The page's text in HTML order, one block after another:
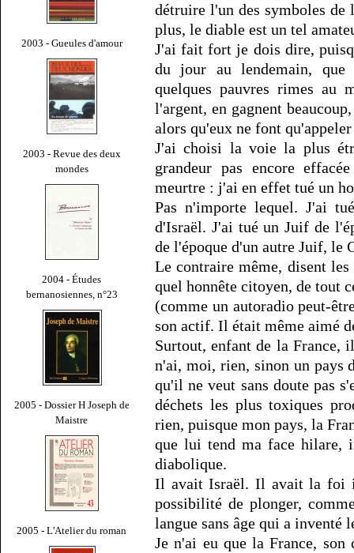
2003 - Gueules d'amour
2003 - Revue des deux
mondes
2004 - Études
bernanosiennes, n°23
2005 - Dossier H Joseph de
Maistre
2005 - L'Atelier du roman
détruire l'un des symboles de
plus, le diable est un tel
J'ai fait fort je dois dire,
du jour au lendemain, que
quelques pauvres rimes au
l'argent, en gagnent
alors qu'eux ne font
J'ai choisi la voie la plus
grandeur pas encore
meurtre : j'ai en effet tué un
Pas n'importe lequel. J'ai
d'Israël. J'ai tué un Juif de
de l'époque d'un autre Juif, le
Le contraire même, disent
quel honnête citoyen, de tout
(comme un autoradio peut-
son actif. Il était même aimé
Surtout, enfant de la France,
n'ai, moi, rien, sinon un pays
qu'il ne veut sans doute pas
déchets les plus toxiques
rien, puisque mon pays, la
que lui tend ma face hilare,
diabolique.
Il avait Israël. Il avait la foi
possibilité de plonger,
langue sans âge qui a inventé
Je n'ai eu que la France, son